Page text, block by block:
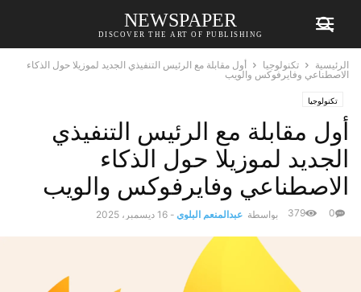
NEWSPAPER
DISCOVER THE ART OF PUBLISHING
الرئيسية تكنولوجيا
أول مقابلة مع الرئيس التنفيذي الجديد لموزيلا حول الذكاء
الاصطناعي وفايرفوكس والويب
تكنولوجيا
أول مقابلة مع الرئيس التنفيذي
الجديد لموزيلا حول الذكاء
الاصطناعي وفايرفوكس والويب
بواسطة عبدالمنعم البلوي - 16 ديسمبر، 2025 0
379